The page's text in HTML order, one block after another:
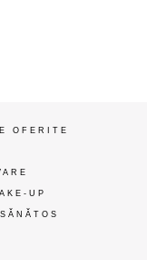
OFERITE
UP